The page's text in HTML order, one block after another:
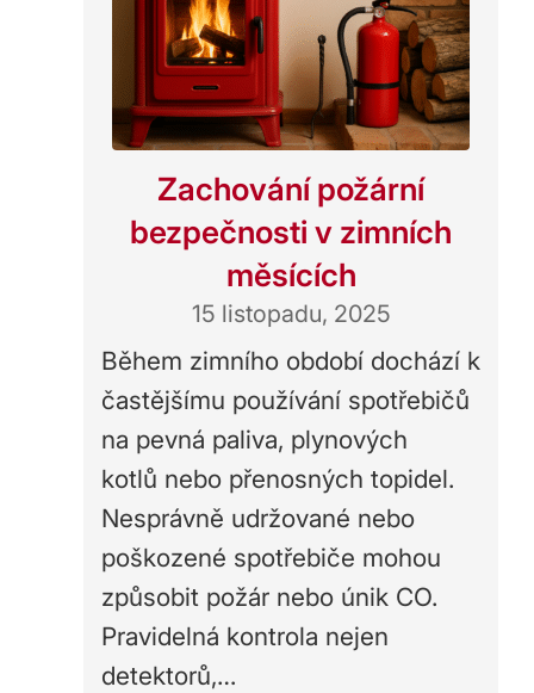
Zachování požární
bezpečnosti v zimních
měsících
15 listopadu, 2025
Během zimního období dochází k
častějšímu používání spotřebičů
na pevná paliva, plynových
kotlů nebo přenosných topidel.
Nesprávně udržované nebo
poškozené spotřebiče mohou
způsobit požár nebo únik CO.
Pravidelná kontrola nejen
detektorů,…